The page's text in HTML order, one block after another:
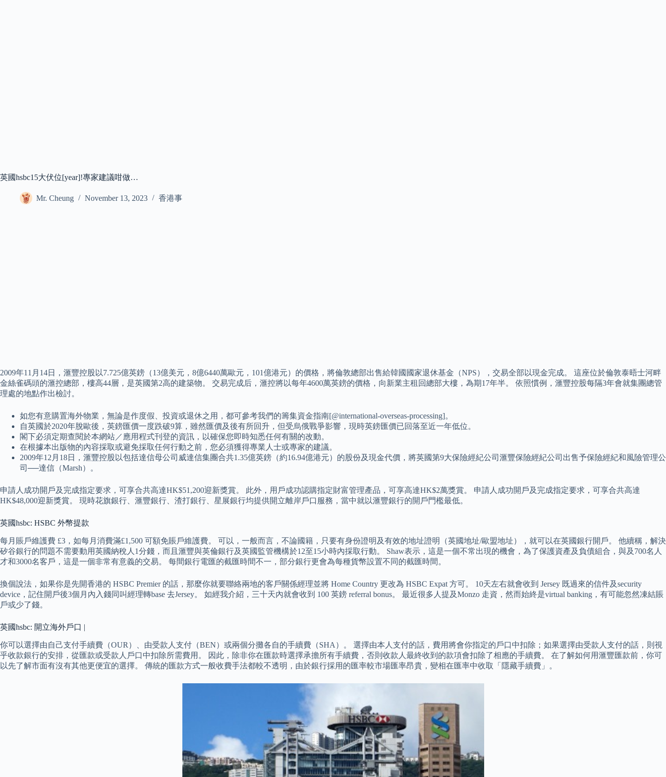
英國hsbc15大伏位[year]!專家建議咁做…
Mr. Cheung November 13, 2023 香港事
2009年11月14日，滙豐控股以7.725億英鎊（13億美元，8億6440萬歐元，101億港元）的價格，將倫敦總部出售給韓國國家退休基金（NPS），交易全部以現金完成。 這座位於倫敦泰晤士河畔
金絲雀碼頭的滙控總部，樓高44層，是英國第2高的建築物。 交易完成后，滙控將以每年4600萬英鎊的價格，向新業主租回總部大樓，為期17年半。 依照慣例，滙豐控股每隔3年會就集團總管
理處的地點作出檢討。
如您有意購置海外物業，無論是作度假、投資或退休之用，都可參考我們的籌集資金指南[@international-overseas-processing]。
自英國於2020年脫歐後，英鎊匯價一度跌破9算，雖然匯價及後有所回升，但受烏俄戰爭影響，現時英鎊匯價已回落至近一年低位。
閣下必須定期查閱於本網站／應用程式刊登的資訊，以確保您即時知悉任何有關的改動。
在根據本出版物的內容採取或避免採取任何行動之前，您必須獲得專業人士或專家的建議。
2009年12月18日，滙豐控股以包括達信母公司威達信集團合共1.35億英鎊（約16.94億港元）的股份及現金代價，將英國第9大保險經紀公司滙豐保險經紀公司出售予保險經紀和風險管理公
司──達信（Marsh）。
申請人成功開戶及完成指定要求，可享合共高達HK$51,200迎新獎賞。 此外，用戶成功認購指定財富管理產品，可享高達HK$2萬獎賞。 申請人成功開戶及完成指定要求，可享合共高達
HK$48,000迎新獎賞。 現時花旗銀行、滙豐銀行、渣打銀行、星展銀行均提供開立離岸戶口服務，當中就以滙豐銀行的開戶門檻最低。
英國hsbc: HSBC 外幣提款
每月賬戶維護費 £3，如每月消費滿£1,500 可額免賬戶維護費。 可以，一般而言，不論國籍，只要有身份證明及有效的地址證明（英國地址/歐盟地址），就可以在英國銀行開戶。 他續稱，解決
矽谷銀行的問題不需要動用英國納稅人1分錢，而且滙豐與英倫銀行及英國監管機構於12至15小時內採取行動。 Shaw表示，這是一個不常出現的機會，為了保護資產及負債組合，與及700名人
才和3000名客戶，這是一個非常有意義的交易。 每間銀行電匯的截匯時間不一，部分銀行更會為每種貨幣設置不同的截匯時間。
換個說法，如果你是先開香港的 HSBC Premier 的話，那麼你就要聯絡兩地的客戶關係經理並將 Home Country 更改為 HSBC Expat 方可。 10天左右就會收到 Jersey 既過來的信件及security
device，記住開戶後3個月內入錢同叫經理轉base 去Jersey。 如經我介紹，三十天內就會收到 100 英鎊 referral bonus。 最近很多人提及Monzo 走資，然而始終是virtual banking，有可能忽然凍結賬
戶或少了錢。
英國hsbc: 開立海外戶口 |
你可以選擇由自己支付手續費（OUR）、由受款人支付（BEN）或兩個分攤各自的手續費（SHA）。 選擇由本人支付的話，費用將會你指定的戶口中扣除；如果選擇由受款人支付的話，則視
乎收款銀行的安排，從匯款或受款人戶口中扣除所需費用。 因此，除非你在匯款時選擇承擔所有手續費，否則收款人最終收到的款項會扣除了相應的手續費。 在了解如何用滙豐匯款前，你可
以先了解市面有沒有其他更便宜的選擇。 傳統的匯款方式一般收費手法都較不透明，由於銀行採用的匯率較市場匯率昂貴，變相在匯率中收取「隱藏手續費」。